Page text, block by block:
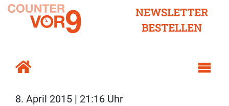
NEWSLETTER
BESTELLEN
8. April 2015 | 21:16 Uhr